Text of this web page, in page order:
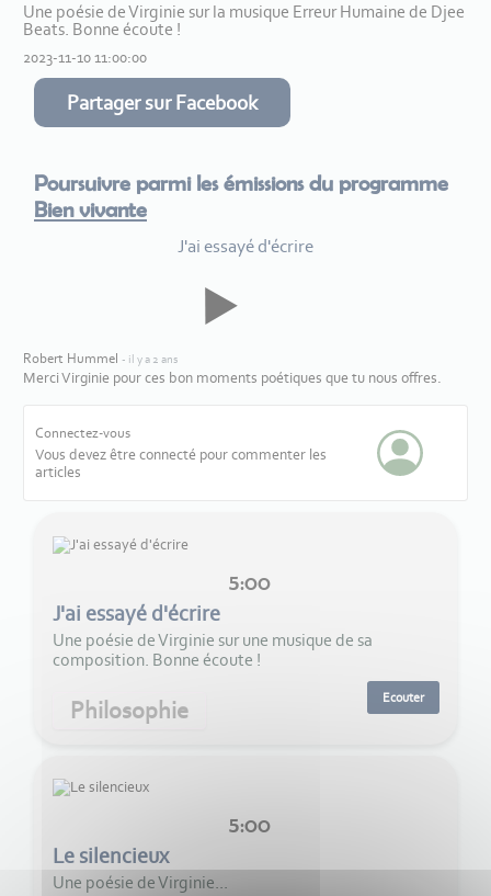
Une poésie de Virginie sur la musique Erreur Humaine de Djee
Beats. Bonne écoute !
2023-11-10 11:00:00
Partager sur Facebook
Poursuivre parmi les émissions du programme
Bien vivante
J'ai essayé d'écrire
Robert Hummel - il y a 2 ans
Merci Virginie pour ces bon moments poétiques que tu nous offres.
Connectez-vous
Vous devez être connecté pour commenter les
articles
5:00
J'ai essayé d'écrire
Une poésie de Virginie sur une musique de sa
composition. Bonne écoute !
Philosophie Ecouter
5:00
Le silencieux
Une poésie de Virginie...